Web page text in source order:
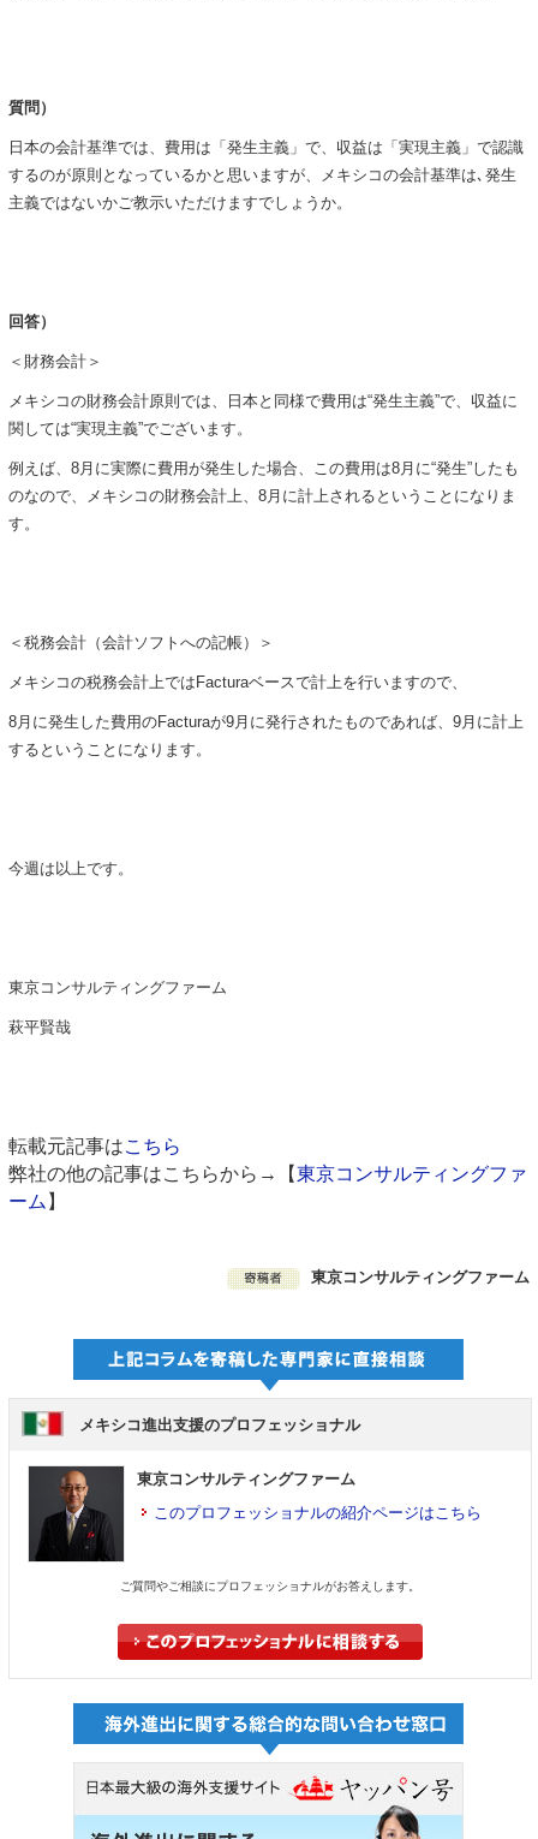
質問）
日本の会計基準では、費用は「発生主義」で、収益は「実現主義」で認識
するのが原則となっているかと思いますが、メキシコの会計基準は､発生
主義ではないかご教示いただけますでしょうか。
回答）
＜財務会計＞
メキシコの財務会計原則では、日本と同様で費用は“発生主義”で、収益に
関しては“実現主義”でございます。
例えば、8月に実際に費用が発生した場合、この費用は8月に“発生”したも
のなので、メキシコの財務会計上、8月に計上されるということになりま
す。
＜税務会計（会計ソフトへの記帳）＞
メキシコの税務会計上ではFacturaベースで計上を行いますので、
8月に発生した費用のFacturaが9月に発行されたものであれば、9月に計上
するということになります。
今週は以上です。
東京コンサルティングファーム
萩平賢哉
転載元記事はこちら
弊社の他の記事はこちらから→【東京コンサルティングファ
ーム 】
東京コンサルティングファーム
メキシコ進出支援のプロフェッショナル
東京コンサルティングファーム
このプロフェッショナルの紹介ページはこちら
ご質問やご相談にプロフェッショナルがお答えします。